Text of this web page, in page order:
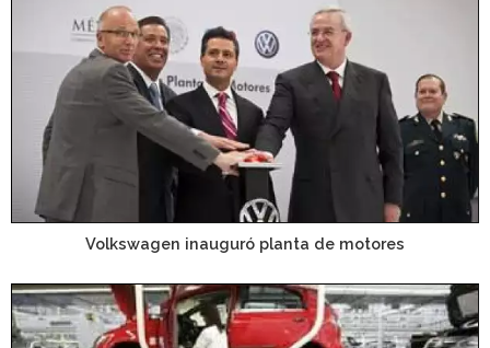
Volkswagen inauguró planta de motores